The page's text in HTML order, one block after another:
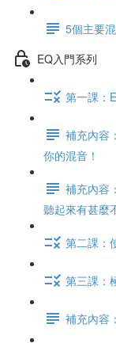
5個主要
EQ入門系列
第一課：
補充內容
你的混音！
補充內容
聽起來有甚麼
第二課：
第三課：
補充內容